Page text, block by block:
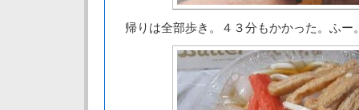
帰りは全部歩き。４３分もかかった。ふー